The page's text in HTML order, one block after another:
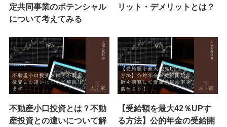
定共同事業のポテンシャル
について考えてみる
リット・デメリットとは？
不動産小口投資とは？不動
産投資との違いについて解
【受給額を最大42％UPす
る方法】公的年金の受給開